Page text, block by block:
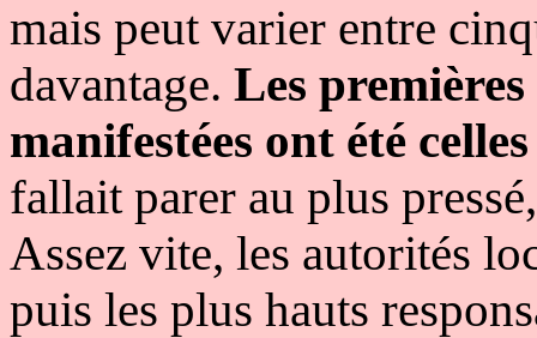
mais peut varier entre
davantage. Les
manifestées ont été
fallait parer au plus
Assez vite, les autorités
puis les plus hauts